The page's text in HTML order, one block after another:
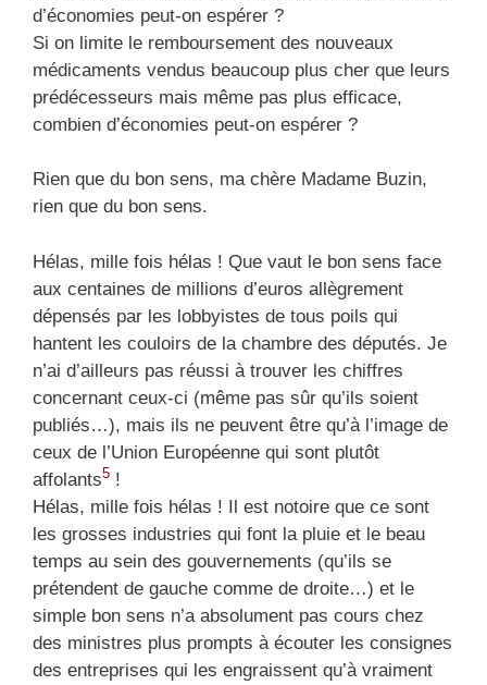
d’économies peut-on espérer ?
Si on limite le remboursement des nouveaux
médicaments vendus beaucoup plus cher que leurs
prédécesseurs mais même pas plus efficace,
combien d’économies peut-on espérer ?
Rien que du bon sens, ma chère Madame Buzin,
rien que du bon sens.
Hélas, mille fois hélas ! Que vaut le bon sens face
aux centaines de millions d’euros allègrement
dépensés par les lobbyistes de tous poils qui
hantent les couloirs de la chambre des députés. Je
n’ai d’ailleurs pas réussi à trouver les chiffres
concernant ceux-ci (même pas sûr qu’ils soient
publiés…), mais ils ne peuvent être qu’à l’image de
ceux de l’Union Européenne qui sont plutôt
affolants5 !
Hélas, mille fois hélas ! Il est notoire que ce sont
les grosses industries qui font la pluie et le beau
temps au sein des gouvernements (qu’ils se
prétendent de gauche comme de droite…) et le
simple bon sens n’a absolument pas cours chez
des ministres plus prompts à écouter les consignes
des entreprises qui les engraissent qu’à vraiment